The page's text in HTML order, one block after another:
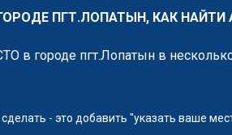
ПГТ.ЛОПАТЫН, КАК НАЙТИ
в городе пгт.Лопатын в
- это добавить "указать ваше